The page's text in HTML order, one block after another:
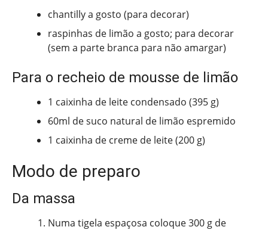
chantilly a gosto (para decorar)
raspinhas de limão a gosto; para decorar
(sem a parte branca para não amargar)
Para o recheio de mousse de limão
1 caixinha de leite condensado (395 g)
60ml de suco natural de limão espremido
1 caixinha de creme de leite (200 g)
Modo de preparo
Da massa
Numa tigela espaçosa coloque 300 g de